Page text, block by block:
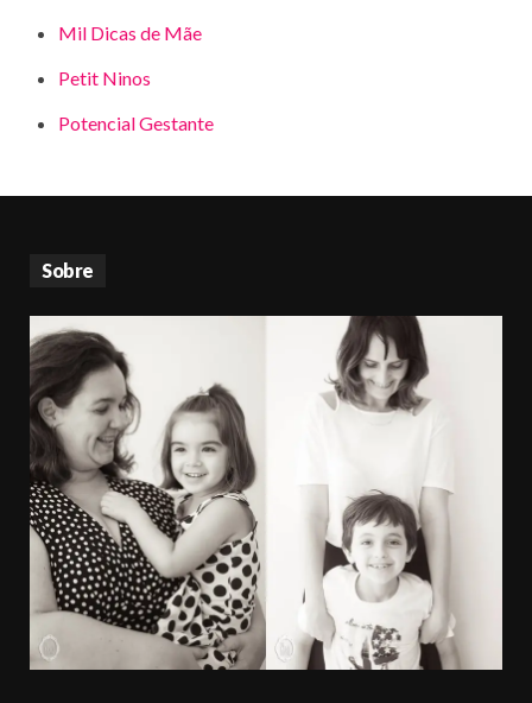
Mil Dicas de Mãe
Petit Ninos
Potencial Gestante
Sobre